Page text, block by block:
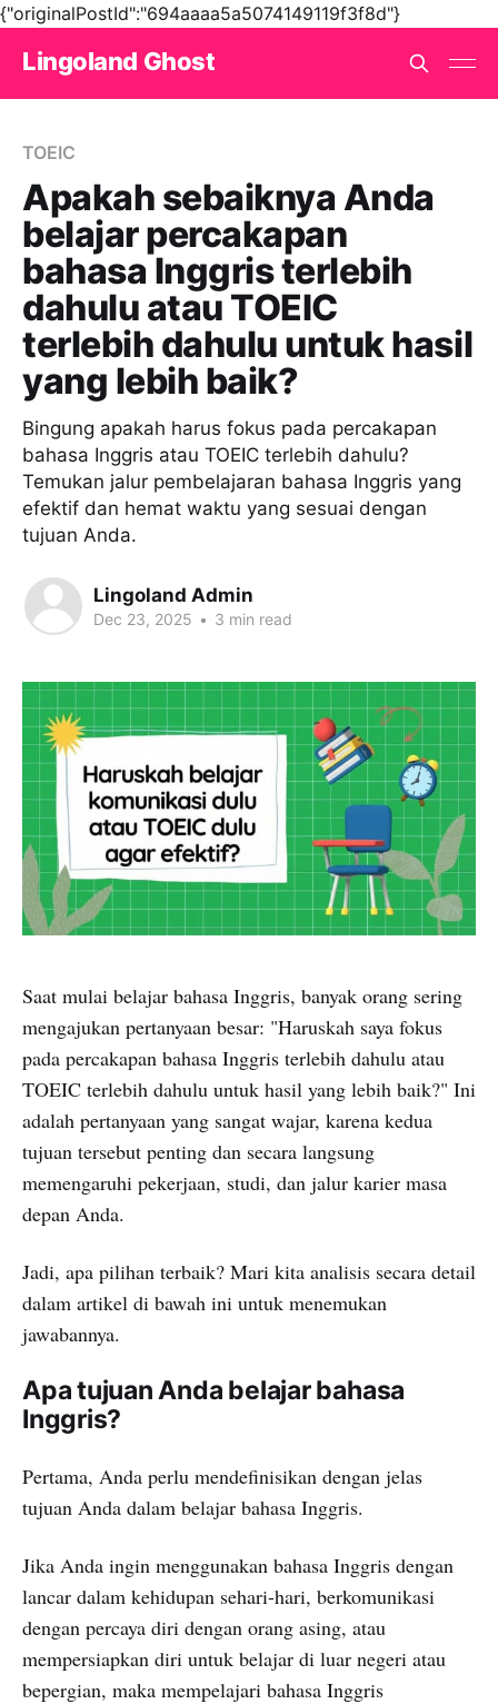
{"originalPostId":"694aaaa5a5074149119f3f8d"}
Lingoland Ghost
TOEIC
Apakah sebaiknya Anda
belajar percakapan
bahasa Inggris terlebih
dahulu atau TOEIC
terlebih dahulu untuk hasil
yang lebih baik?
Bingung apakah harus fokus pada percakapan
bahasa Inggris atau TOEIC terlebih dahulu?
Temukan jalur pembelajaran bahasa Inggris yang
efektif dan hemat waktu yang sesuai dengan
tujuan Anda.
Lingoland Admin
Dec 23, 2025 • 3 min read
Saat mulai belajar bahasa Inggris, banyak orang sering
mengajukan pertanyaan besar: "Haruskah saya fokus
pada percakapan bahasa Inggris terlebih dahulu atau
TOEIC terlebih dahulu untuk hasil yang lebih baik?" Ini
adalah pertanyaan yang sangat wajar, karena kedua
tujuan tersebut penting dan secara langsung
memengaruhi pekerjaan, studi, dan jalur karier masa
depan Anda.
Jadi, apa pilihan terbaik? Mari kita analisis secara detail
dalam artikel di bawah ini untuk menemukan
jawabannya.
Apa tujuan Anda belajar bahasa
Inggris?
Pertama, Anda perlu mendefinisikan dengan jelas
tujuan Anda dalam belajar bahasa Inggris.
Jika Anda ingin menggunakan bahasa Inggris dengan
lancar dalam kehidupan sehari-hari, berkomunikasi
dengan percaya diri dengan orang asing, atau
mempersiapkan diri untuk belajar di luar negeri atau
bepergian, maka mempelajari bahasa Inggris